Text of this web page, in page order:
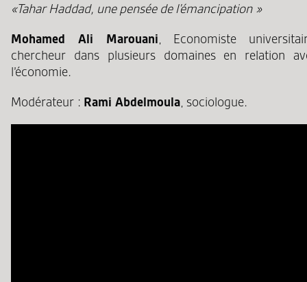
«Tahar Haddad, une pensée de l’émancipation »
Mohamed Ali Marouani, Economiste
chercheur dans plusieurs domaines en relation
l’économie.
Modérateur : Rami Abdelmoula, sociologue.